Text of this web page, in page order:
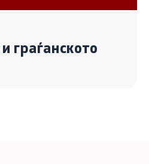
граѓанското